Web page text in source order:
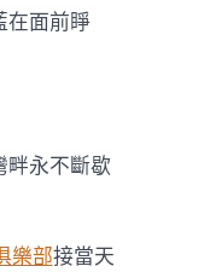
在面前睜
畔永不斷歇
樂部接當天